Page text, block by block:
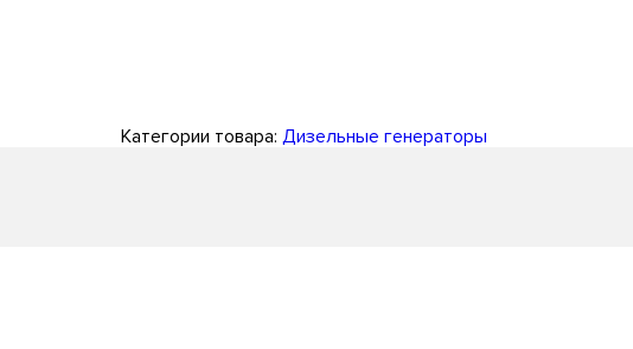
Категории товара: Дизельные генераторы